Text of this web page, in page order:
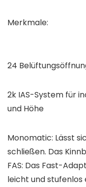
Merkmale:
24
2k IAS-System für
und Höhe
Monomatic: Lässt
schließen. Das
FAS: Das Fast-
leicht und